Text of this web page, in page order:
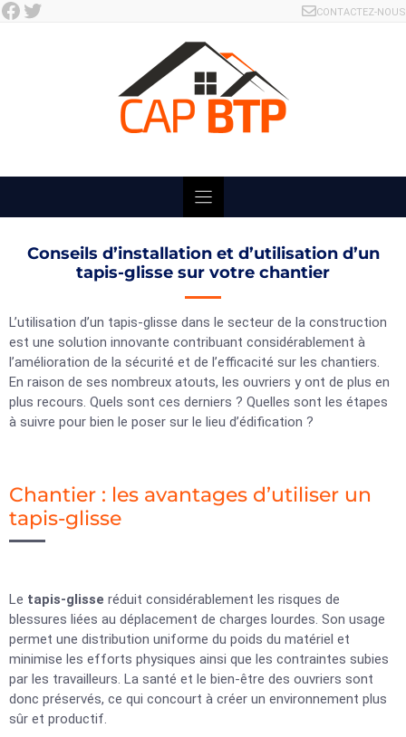
Skip
Facebook Twitter CONTACTEZ-NOUS
Conseils d’installation et d’utilisation d’un
tapis-glisse sur votre chantier
L’utilisation d’un tapis-glisse dans le secteur de la construction
est une solution innovante contribuant considérablement à
l’amélioration de la sécurité et de l’efficacité sur les chantiers.
En raison de ses nombreux atouts, les ouvriers y ont de plus en
plus recours. Quels sont ces derniers ? Quelles sont les étapes
à suivre pour bien le poser sur le lieu d’édification ?
Chantier : les avantages d’utiliser un
tapis-glisse
Le tapis-glisse réduit considérablement les risques de
blessures liées au déplacement de charges lourdes. Son usage
permet une distribution uniforme du poids du matériel et
minimise les efforts physiques ainsi que les contraintes subies
par les travailleurs. La santé et le bien-être des ouvriers sont
donc préservés, ce qui concourt à créer un environnement plus
sûr et productif.